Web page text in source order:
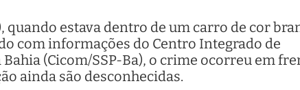
estava dentro de um carro de cor
com informações do Centro Integrado de
(Cicom/SSP-Ba), o crime ocorreu em
ainda são desconhecidas.